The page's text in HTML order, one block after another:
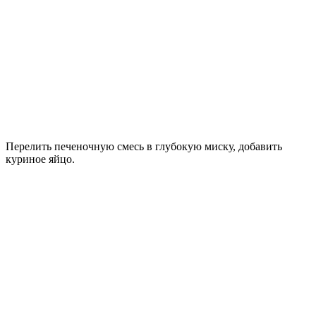
Перелить печеночную смесь в глубокую миску, добавить
куриное яйцо.